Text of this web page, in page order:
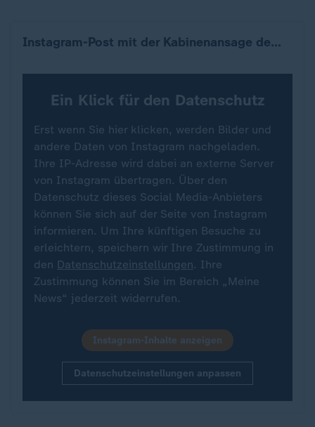
Instagram-Post mit der Kabinenansage des Piloten
Ein Klick für den Datenschutz
Erst wenn Sie hier klicken, werden Bilder und
andere Daten von Instagram nachgeladen.
Ihre IP-Adresse wird dabei an externe Server
von Instagram übertragen. Über den
Datenschutz dieses Social Media-Anbieters
können Sie sich auf der Seite von Instagram
informieren. Um Ihre künftigen Besuche zu
erleichtern, speichern wir Ihre Zustimmung in
den Datenschutzeinstellungen. Ihre
Zustimmung können Sie im Bereich „Meine
News“ jederzeit widerrufen.
Instagram-Inhalte anzeigen
Datenschutzeinstellungen anpassen